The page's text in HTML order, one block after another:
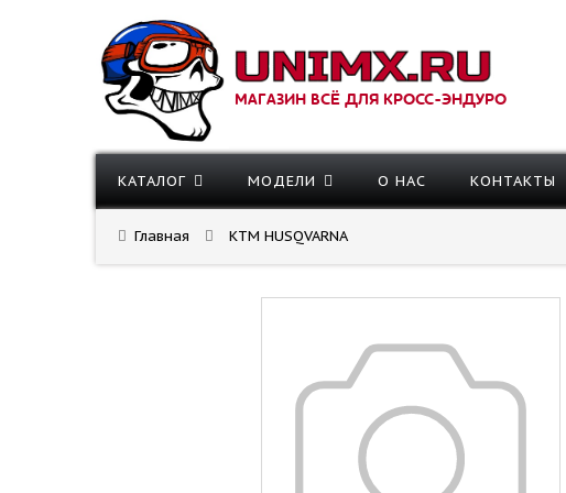
МАГАЗИН ВСЁ ДЛЯ КРОСС-ЭНДУРО
КАТАЛОГ МОДЕЛИ О НАС КОНТАКТЫ
Главная KTM HUSQVARNA